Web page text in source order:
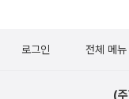
로그인 전체 메뉴
(